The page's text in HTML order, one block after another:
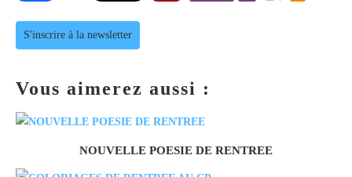
S'inscrire à la newsletter
Vous aimerez aussi :
NOUVELLE POESIE DE RENTREE